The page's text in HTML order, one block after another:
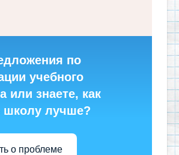
по
учебного
или знаете, как
школу лучше?
о проблеме